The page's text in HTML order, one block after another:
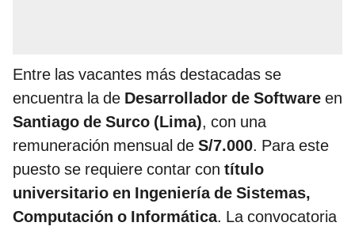
Entre las vacantes más destacadas se
encuentra la de Desarrollador de Software en
Santiago de Surco (Lima), con una
remuneración mensual de S/7.000. Para este
puesto se requiere contar con título
universitario en Ingeniería de Sistemas,
Computación o Informática. La convocatoria